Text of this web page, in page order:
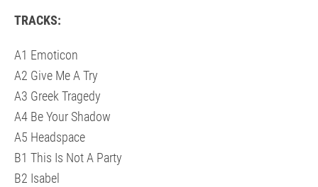
TRACKS:
A1 Emoticon
A2 Give Me A Try
A3 Greek Tragedy
A4 Be Your Shadow
A5 Headspace
B1 This Is Not A Party
B2 Isabel